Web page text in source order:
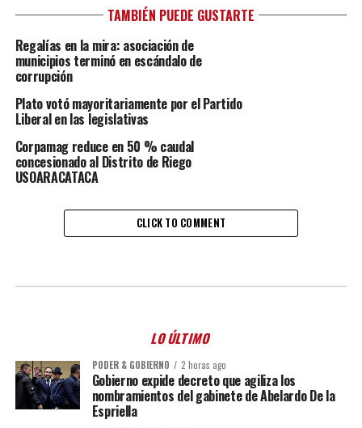
TAMBIÉN PUEDE GUSTARTE
Regalías en la mira: asociación de
municipios terminó en escándalo de
corrupción
Plato votó mayoritariamente por el Partido
Liberal en las legislativas
Corpamag reduce en 50 % caudal
concesionado al Distrito de Riego
USOARACATACA
CLICK TO COMMENT
LO ÚLTIMO
PODER & GOBIERNO 2 horas ago
Gobierno expide decreto que agiliza los
nombramientos del gabinete de Abelardo De la
Espriella